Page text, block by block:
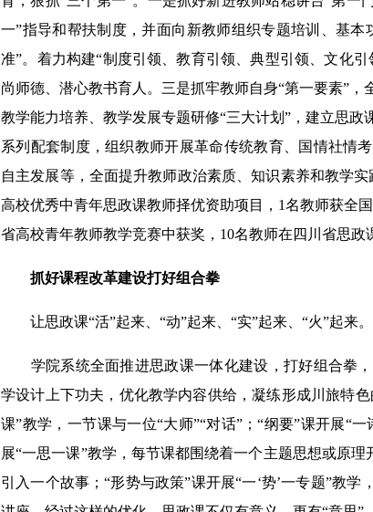
一”指导和帮扶制度，并面向新教师组织专题培训、基
准”。着力构建“制度引领、教育引领、典型引领、文化
尚师德、潜心教书育人。三是抓牢教师自身“第一要素”
教学能力培养、教学发展专题研修“三大计划”，建立思
系列配套制度，组织教师开展革命传统教育、国情社情
自主发展等，全面提升教师政治素质、知识素养和教学
高校优秀中青年思政课教师择优资助项目，1名教师获全
省高校青年教师教学竞赛中获奖，10名教师在四川省思政
抓好课程改革建设打好组合拳
让思政课“活”起来、“动”起来、“实”起来、“火”起来。
学院系统全面推进思政课一体化建设，打好组合拳，
学设计上下功夫，优化教学内容供给，凝练形成川旅特
课”教学，一节课与一位“大师”“对话”；“纲要”课开展“
展“一思一课”教学，每节课都围绕着一个主题思想或原
引入一个故事；“形势与政策”课开展“一‘势’一专题”教